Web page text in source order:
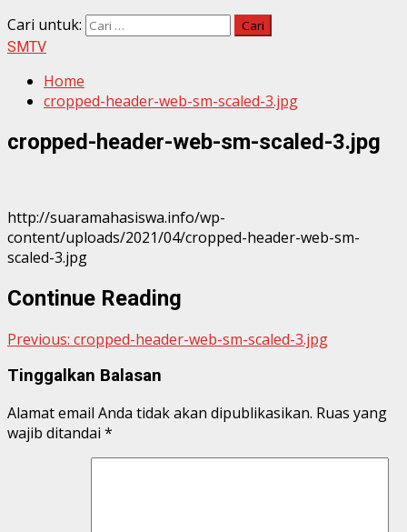
Cari untuk:
SMTV
Home
cropped-header-web-sm-scaled-3.jpg
cropped-header-web-sm-scaled-3.jpg
http://suaramahasiswa.info/wp-
content/uploads/2021/04/cropped-header-web-sm-
scaled-3.jpg
Continue Reading
Previous: cropped-header-web-sm-scaled-3.jpg
Tinggalkan Balasan
Alamat email Anda tidak akan dipublikasikan. Ruas yang
wajib ditandai *